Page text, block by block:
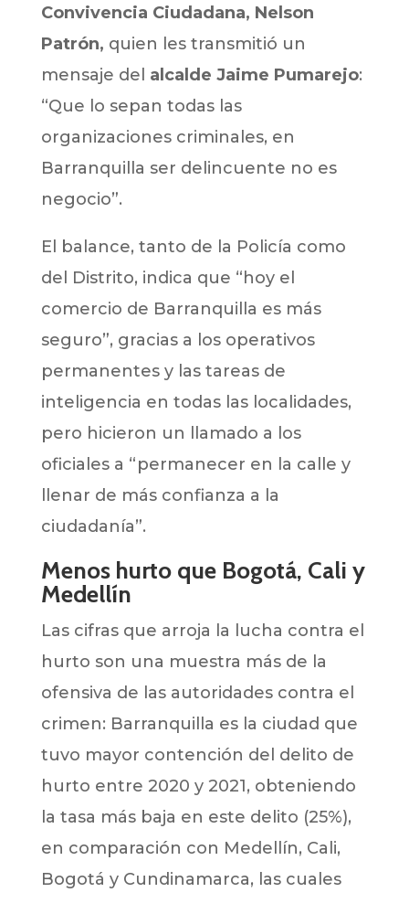
Convivencia Ciudadana, Nelson
Patrón, quien les transmitió un
mensaje del alcalde Jaime Pumarejo:
“Que lo sepan todas las
organizaciones criminales, en
Barranquilla ser delincuente no es
negocio”.
El balance, tanto de la Policía como
del Distrito, indica que “hoy el
comercio de Barranquilla es más
seguro”, gracias a los operativos
permanentes y las tareas de
inteligencia en todas las localidades,
pero hicieron un llamado a los
oficiales a “permanecer en la calle y
llenar de más confianza a la
ciudadanía”.
Menos hurto que Bogotá, Cali y
Medellín
Las cifras que arroja la lucha contra el
hurto son una muestra más de la
ofensiva de las autoridades contra el
crimen: Barranquilla es la ciudad que
tuvo mayor contención del delito de
hurto entre 2020 y 2021, obteniendo
la tasa más baja en este delito (25%),
en comparación con Medellín, Cali,
Bogotá y Cundinamarca, las cuales